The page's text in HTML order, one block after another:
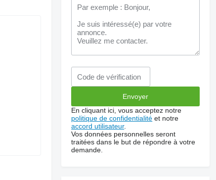
En cliquant ici, vous acceptez notre
politique de confidentialité et notre
accord utilisateur.
Vos données personnelles seront
traitées dans le but de répondre à votre
demande.